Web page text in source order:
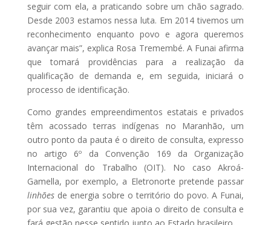
seguir com ela, a praticando sobre um chão sagrado.
Desde 2003 estamos nessa luta. Em 2014 tivemos um
reconhecimento enquanto povo e agora queremos
avançar mais”, explica Rosa Tremembé. A Funai afirma
que tomará providências para a realização da
qualificação de demanda e, em seguida, iniciará o
processo de identificação.
Como grandes empreendimentos estatais e privados
têm acossado terras indígenas no Maranhão, um
outro ponto da pauta é o direito de consulta, expresso
no artigo 6º da Convenção 169 da Organização
Internacional do Trabalho (OIT). No caso Akroá-
Gamella, por exemplo, a Eletronorte pretende passar
linhõesde energia sobre o território do povo. A Funai,
por sua vez, garantiu que apoia o direito de consulta e